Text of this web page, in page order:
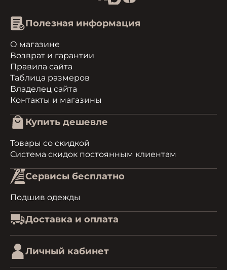
Полезная информация
О магазине
Возврат и гарантии
Правила сайта
Таблица размеров
Владелец сайта
Контакты и магазины
Купить дешевле
Товары со скидкой
Система скидок постоянным клиентам
Сервисы бесплатно
Подшив одежды
Доставка и оплата
Личный кабинет